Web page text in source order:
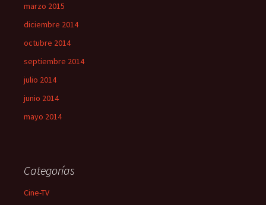
marzo 2015
diciembre 2014
octubre 2014
septiembre 2014
julio 2014
junio 2014
mayo 2014
Categorías
Cine-TV